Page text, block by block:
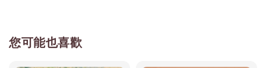
您可能也喜歡